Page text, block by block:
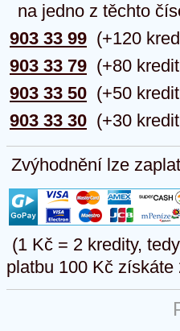
na jedno z těchto
903 33 99
903 33 79
903 33 50
903 33 30
(+120
(+80
(+50
(+30
Zvýhodnění lze
(1 Kč = 2 kredity,
platbu 100 Kč získáte